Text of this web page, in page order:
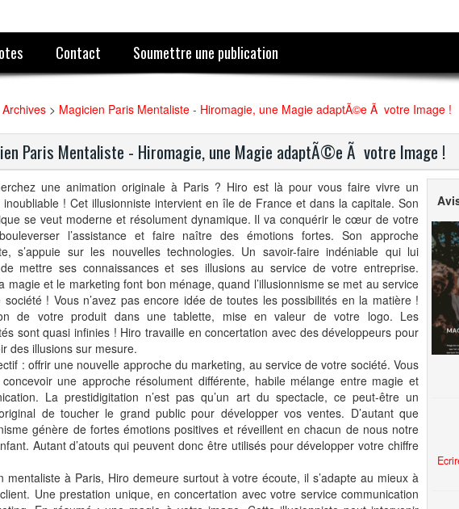
Contact Soumettre une publication
Archives > Magicien Paris Mentaliste - Hiromagie, une Magie adaptÃ©e Ã votre Image !
Paris Mentaliste - Hiromagie, une Magie adaptÃ©e Ã votre Image !
une animation originale à Paris ? Hiro est là pour vous faire vivre un
inoubliable ! Cet illusionniste intervient en île de France et dans la capitale. Son
se veut moderne et résolument dynamique. Il va conquérir le cœur de votre
l’assistance et faire naître des émotions fortes. Son approche
s’appuie sur les nouvelles technologies. Un savoir-faire indéniable qui lui
mettre ses connaissances et ses illusions au service de votre entreprise.
magie et le marketing font bon ménage, quand l’illusionnisme se met au service
société ! Vous n’avez pas encore idée de toutes les possibilités en la matière !
de votre produit dans une tablette, mise en valeur de votre logo. Les
sont quasi infinies ! Hiro travaille en concertation avec des développeurs pour
des illusions sur mesure.
: offrir une nouvelle approche du marketing, au service de votre société. Vous
une approche résolument différente, habile mélange entre magie et
La prestidigitation n’est pas qu’un art du spectacle, ce peut-être un
de toucher le grand public pour développer vos ventes. D’autant que
génère de fortes émotions positives et réveillent en chacun de nous notre
Autant d’atouts qui peuvent donc être utilisés pour développer votre chiffre
mentaliste à Paris, Hiro demeure surtout à votre écoute, il s’adapte au mieux à
Une prestation unique, en concertation avec votre service communication